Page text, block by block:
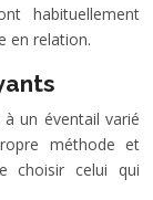
habituellement
en relation.
un éventail varié
méthode et
choisir celui qui